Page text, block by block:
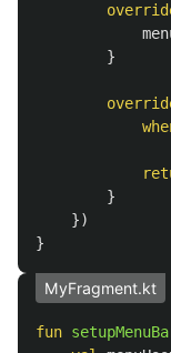
}
}
})
}
MyFragment.kt
fun